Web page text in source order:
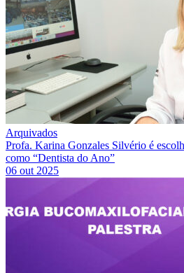
Arquivados
Profa. Karina Gonzales Silvério é
como “Dentista do Ano”
06 out 2025